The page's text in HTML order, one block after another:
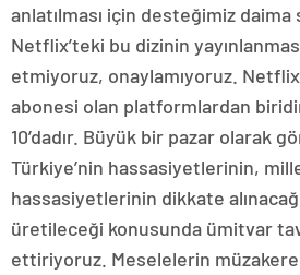
anlatılması için desteğimiz daima
Netflix’teki bu dizinin
etmiyoruz, onaylamıyoruz.
abonesi olan platformlardan
10’dadır. Büyük bir pazar olarak
Türkiye’nin hassasiyetlerinin,
hassasiyetlerinin dikkate
üretileceği konusunda ümitvar
ettiriyoruz. Meselelerin